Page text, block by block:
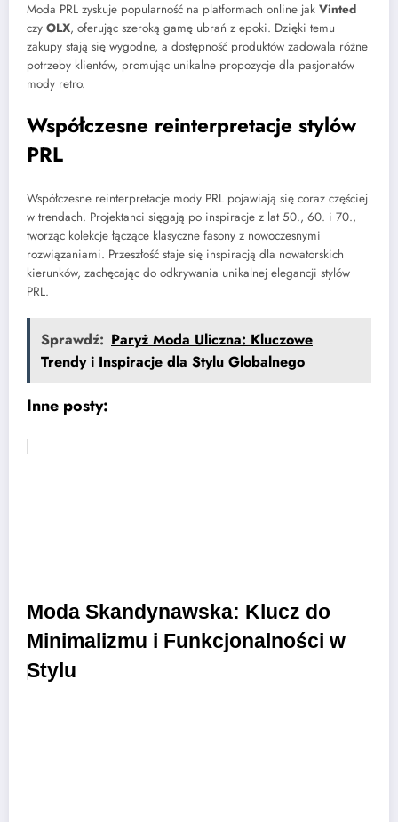
Moda PRL zyskuje popularność na platformach online jak Vinted
czy OLX, oferując szeroką gamę ubrań z epoki. Dzięki temu
zakupy stają się wygodne, a dostępność produktów zadowala różne
potrzeby klientów, promując unikalne propozycje dla pasjonatów
mody retro.
Współczesne reinterpretacje stylów
PRL
Współczesne reinterpretacje mody PRL pojawiają się coraz częściej
w trendach. Projektanci sięgają po inspiracje z lat 50., 60. i 70.,
tworząc kolekcje łączące klasyczne fasony z nowoczesnymi
rozwiązaniami. Przeszłość staje się inspiracją dla nowatorskich
kierunków, zachęcając do odkrywania unikalnej elegancji stylów
PRL.
Sprawdź: Paryż Moda Uliczna: Kluczowe
Trendy i Inspiracje dla Stylu Globalnego
Inne posty:
Moda Skandynawska: Klucz do
Minimalizmu i Funkcjonalności w
Stylu